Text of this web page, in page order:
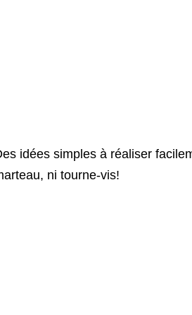
idées simples à réaliser
ni tourne-vis!